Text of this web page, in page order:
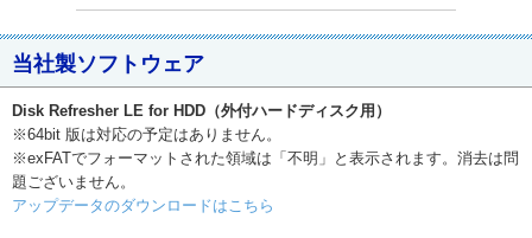
当社製ソフトウェア
Disk Refresher LE for HDD（外付ハードディスク用）
※64bit 版は対応の予定はありません。
※exFATでフォーマットされた領域は「不明」と表示されます。消去は問
題ございません。
アップデータのダウンロードはこちら